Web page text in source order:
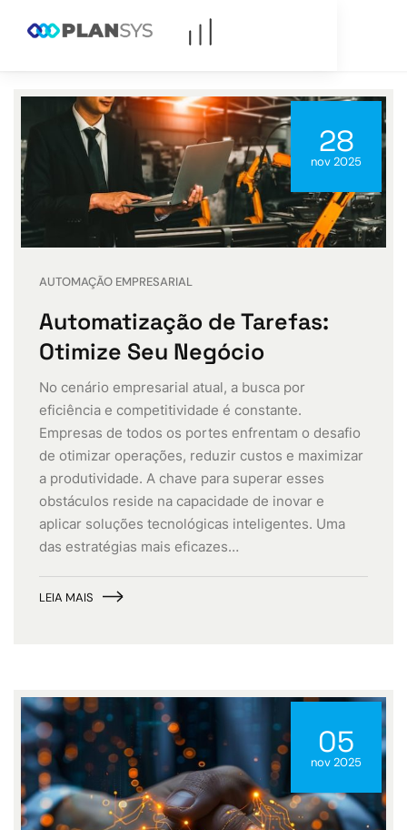
28
nov 2025
AUTOMAÇÃO EMPRESARIAL
Automatização de Tarefas:
Otimize Seu Negócio
No cenário empresarial atual, a busca por
eficiência e competitividade é constante.
Empresas de todos os portes enfrentam o desafio
de otimizar operações, reduzir custos e maximizar
a produtividade. A chave para superar esses
obstáculos reside na capacidade de inovar e
aplicar soluções tecnológicas inteligentes. Uma
das estratégias mais eficazes…
LEIA MAIS
05
nov 2025